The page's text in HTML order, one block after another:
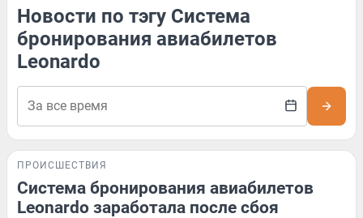
Новости по тэгу Система
бронирования авиабилетов
Leonardo
ПРОИСШЕСТВИЯ
Система бронирования авиабилетов
Leonardo заработала после сбоя